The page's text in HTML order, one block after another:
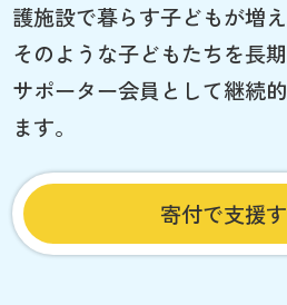
護施設で暮らす子どもが増え
そのような子どもたちを長
サポーター会員として継続
ます。
寄付で支援